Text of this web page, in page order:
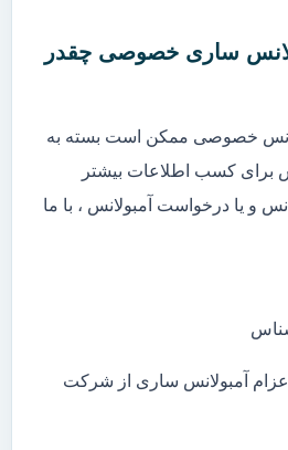
ساری خصوصی چقدر
خصوصی ممکن است بسته به
برای کسب اطلاعات بیشتر
و یا درخواست آمبولانس ، با ما
آمبولانس ساری از شرکت